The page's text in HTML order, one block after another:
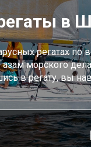
в
регатах
азам морского
в регату, вы